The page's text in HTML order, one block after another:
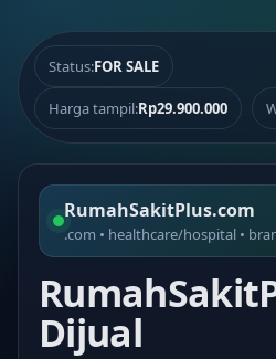
Status:FOR SALE
Harga tampil:Rp29.900.000
RumahSakitPlus.com
.com • healthcare/hospital •
Dijual